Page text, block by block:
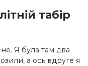
табір
Я була там два
а ось вдруге я